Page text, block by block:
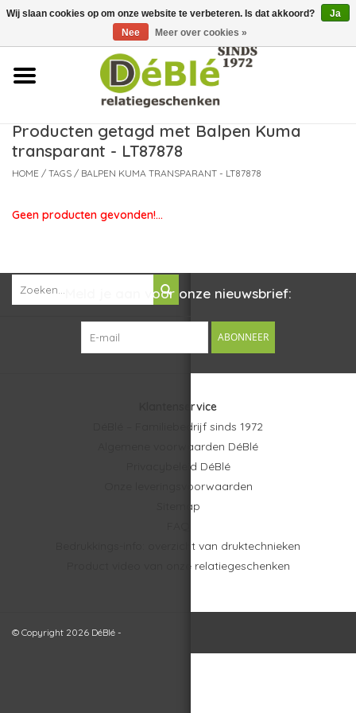
Over ons
Contact
Nieuws
Producten getagd met Balpen Kuma
transparant - LT87878
HOME / TAGS / BALPEN KUMA TRANSPARANT - LT87878
Geen producten gevonden!...
Meld je aan voor onze nieuwsbrief:
ABONNEER
Klantenservice
DéBlé – Familiebedrijf sinds 1972
Algemene voorwaarden DéBlé
Privacybeleid DéBlé
Onze leveringsvoorwaarden
Sitemap
Bedrukkings-info: overzicht van druktechnieken
Product video van onze relatiegeschenken
© Copyright 2026 DéBlé -
Wij slaan cookies op om onze website te verbeteren. Is dat akkoord?
Ja
Nee
Meer over cookies »